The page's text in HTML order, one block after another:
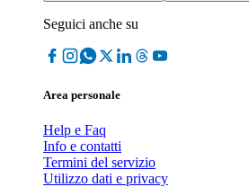
Seguici anche su
Area personale
Help e Faq
Info e contatti
Termini del servizio
Utilizzo dati e privacy